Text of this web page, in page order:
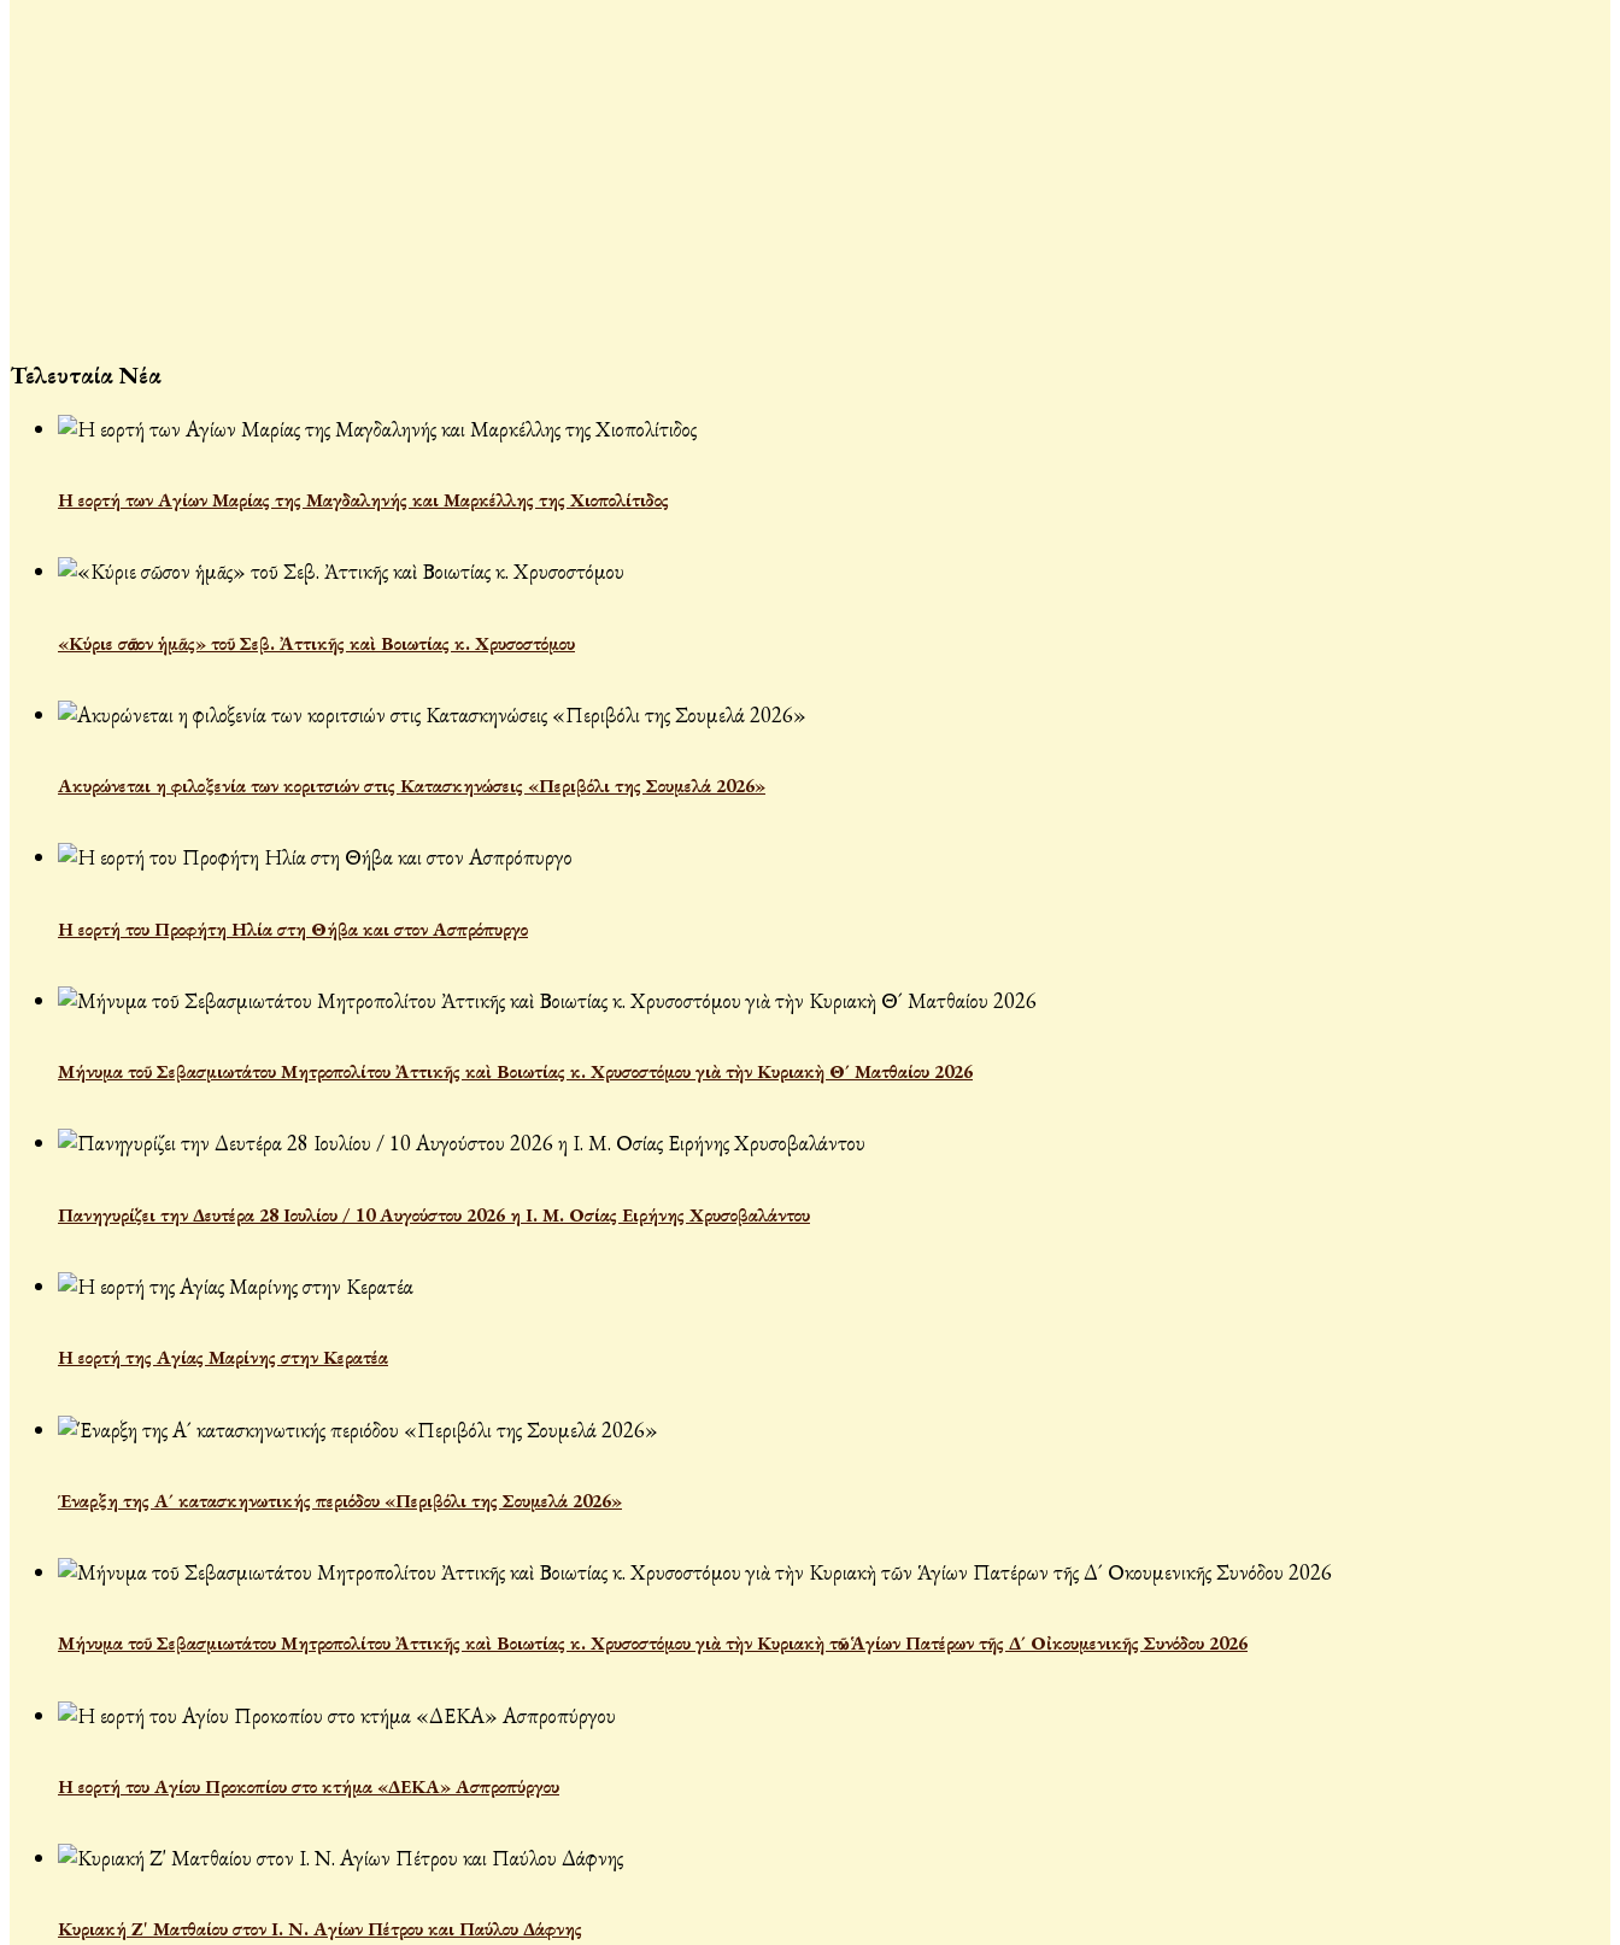
Τελευταία Νέα
Η εορτή των Αγίων Μαρίας της Μαγδαληνής και Μαρκέλλης της Χιοπολίτιδος
«Κύριε σῶσον ἡμᾶς» τοῦ Σεβ. Ἀττικῆς καὶ Βοιωτίας κ. Χρυσοστόμου
Ακυρώνεται η φιλοξενία των κοριτσιών στις Κατασκηνώσεις «Περιβόλι της Σουμελά 2026»
Η εορτή του Προφήτη Ηλία στη Θήβα και στον Ασπρόπυργο
Μήνυμα τοῦ Σεβασμιωτάτου Μητροπολίτου Ἀττικῆς καὶ Βοιωτίας κ. Χρυσοστόμου γιὰ τὴν Κυριακὴ Θ´ Ματθαίου 2026
Πανηγυρίζει την Δευτέρα 28 Ιουλίου / 10 Αυγούστου 2026 η Ι. Μ. Οσίας Ειρήνης Χρυσοβαλάντου
Η εορτή της Αγίας Μαρίνης στην Κερατέα
Έναρξη της Α´ κατασκηνωτικής περιόδου «Περιβόλι της Σουμελά 2026»
Μήνυμα τοῦ Σεβασμιωτάτου Μητροπολίτου Ἀττικῆς καὶ Βοιωτίας κ. Χρυσοστόμου γιὰ τὴν Κυριακὴ τῶν Ἁγίων Πατέρων τῆς Δ´ Οἰκουμενικῆς Συνόδου 2026
Η εορτή του Αγίου Προκοπίου στο κτήμα «ΔΕΚΑ» Ασπροπύργου
Κυριακή Ζ' Ματθαίου στον Ι. Ν. Αγίων Πέτρου και Παύλου Δάφνης